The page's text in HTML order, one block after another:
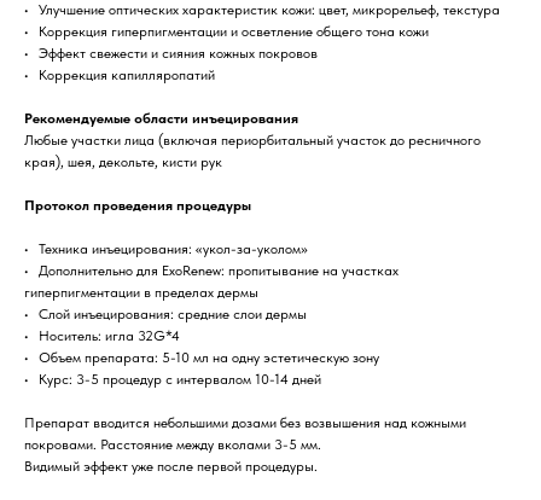
• Улучшение оптических характеристик кожи: цвет, микрорельеф, текстура
• Коррекция гиперпигментации и осветление общего тона кожи
• Эффект свежести и сияния кожных покровов
• Коррекция капилляропатий
Рекомендуемые области инъецирования
Любые участки лица (включая периорбитальный участок до ресничного
края), шея, декольте, кисти рук
Протокол проведения процедуры
• Техника инъецирования: «укол-за-уколом»
• Дополнительно для ExoRenew: пропитывание на участках
гиперпигментации в пределах дермы
• Слой инъецирования: средние слои дермы
• Носитель: игла 32G*4
• Объем препарата: 5-10 мл на одну эстетическую зону
• Курс: 3-5 процедур с интервалом 10-14 дней
Препарат вводится небольшими дозами без возвышения над кожными
покровами. Расстояние между вколами 3-5 мм.
Видимый эффект уже после первой процедуры.